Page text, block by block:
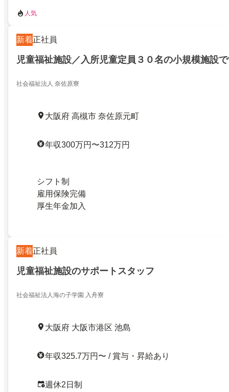
人気
新着正社員
児童福祉施設／入所児童定員３０名の小規模施設
社会福祉法人 奈佐原寮
大阪府 高槻市 奈佐原元町
年収300万円〜312万円
シフト制
雇用保険完備
厚生年金加入
新着正社員
児童福祉施設のサポートスタッフ
社会福祉法人海の子学園 入舟寮
大阪府 大阪市港区 池島
年収325.7万円〜 / 賞与・昇給あり
週休2日制